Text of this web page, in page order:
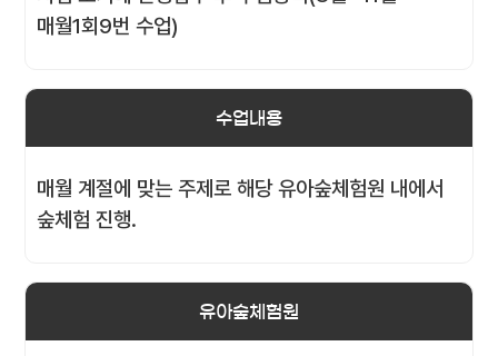
매월1회9번 수업)
수업내용
매월 계절에 맞는 주제로 해당 유아숲체험원 내에서
숲체험 진행.
유아숲체험원